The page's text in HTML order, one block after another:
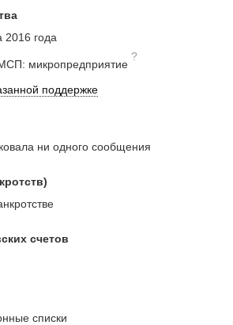
2016 года
микропредприятие
?
поддержке
ни одного сообщения
счетов
списки